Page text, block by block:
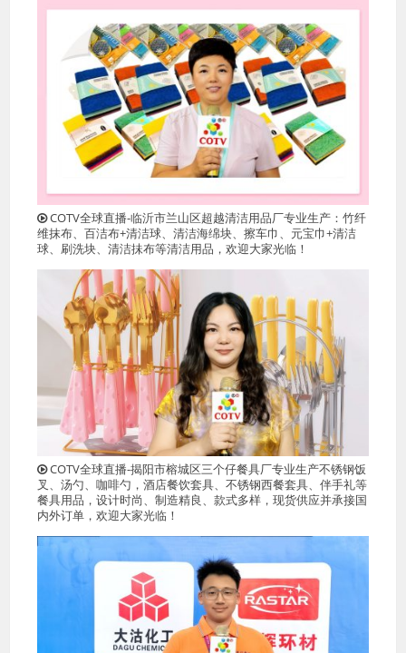
COTV全球直播-临沂市兰山区超越清洁用品厂专业生产：竹纤
维抹布、百洁布+清洁球、清洁海绵块、擦车巾、元宝巾+清洁
球、刷洗块、清洁抺布等清洁用品，欢迎大家光临！
COTV全球直播-揭阳市榕城区三个仔餐具厂专业生产不锈钢饭
叉、汤勺、咖啡勺，酒店餐饮套具、不锈钢西餐套具、伴手礼等
餐具用品，设计时尚、制造精良、款式多样，现货供应并承接国
内外订单，欢迎大家光临！